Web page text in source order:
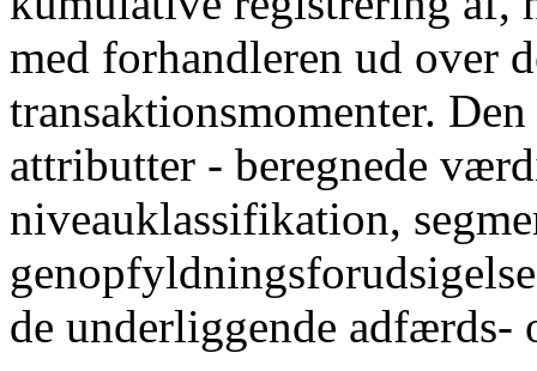
med forhandleren ud over
transaktionsmomenter.
attributter - beregnede
niveauklassifikation,
de underliggende adfærds-